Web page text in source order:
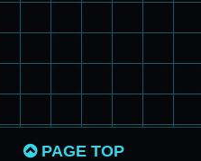
PAGE TOP